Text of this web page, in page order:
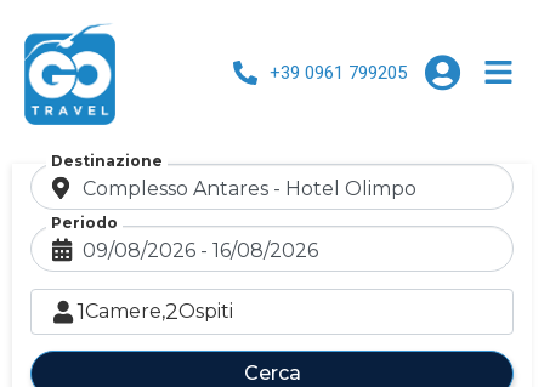
+39 0961 799205
Destinazione
Periodo
1Camere,2Ospiti
Cerca